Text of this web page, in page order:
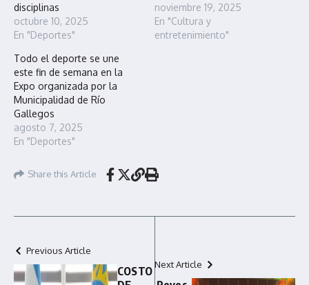
disciplinas
octubre 10, 2025
En "Deportes"
noviembre 19, 2025
En "Cultura y
entretenimiento"
Todo el deporte se une
este fin de semana en la
Expo organizada por la
Municipalidad de Río
Gallegos
agosto 7, 2025
En "Deportes"
Share this Article
Previous Article
COSTO Next Article